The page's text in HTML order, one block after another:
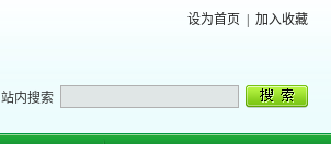
设为首页 加入收藏
站内搜索